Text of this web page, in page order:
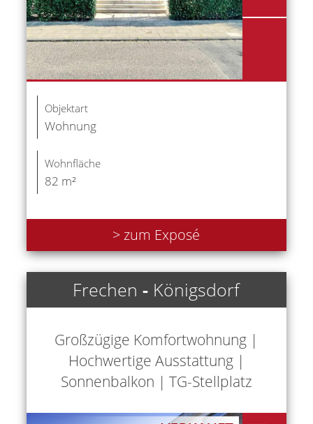
Objektart
Wohnung
Wohnfläche
82 m²
> zum Exposé
Frechen - Königsdorf
Großzügige Komfortwohnung |
Hochwertige Ausstattung |
Sonnenbalkon | TG-Stellplatz